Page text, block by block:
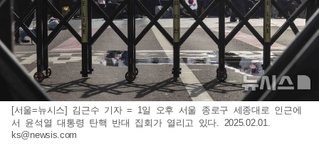
[서울=뉴시스] 김근수 기자 = 1일 오후 서울 종로구 세종대로 인근에
서 윤석열 대통령 탄핵 반대 집회가 열리고 있다. 2025.02.01.
ks@newsis.com